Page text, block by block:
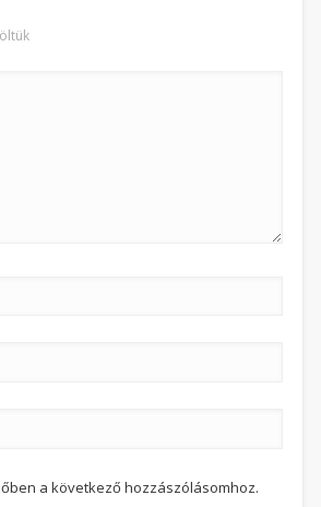
a következő hozzászólásomhoz.